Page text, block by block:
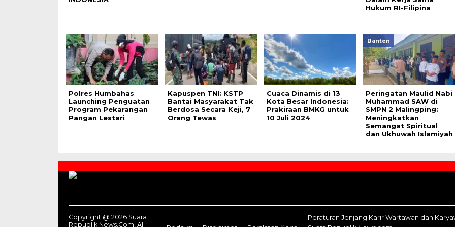
Hukum RI-Filipina
Polres Humbahas
Launching Penguatan
Program Pekarangan
Pangan Lestari
Kapuspen TNI: KSTP
Bantai Masyarakat Tak
Berdosa Secara Keji, 7
Orang Tewas
Cuaca Dinamis di 13
Kota Besar Indonesia:
Prakiraan BMKG untuk
10 Juli 2024
Banten
Peringatan Maulid Nabi
Muhammad SAW di
SMPN 2 Malingping:
Meningkatkan
Semangat Spiritual
dan Ukhuwah Islamiyah
Copyright @ 2026 Suara
Republik News.Com, All
Peraturan Jenjang Karir Wartawan dan